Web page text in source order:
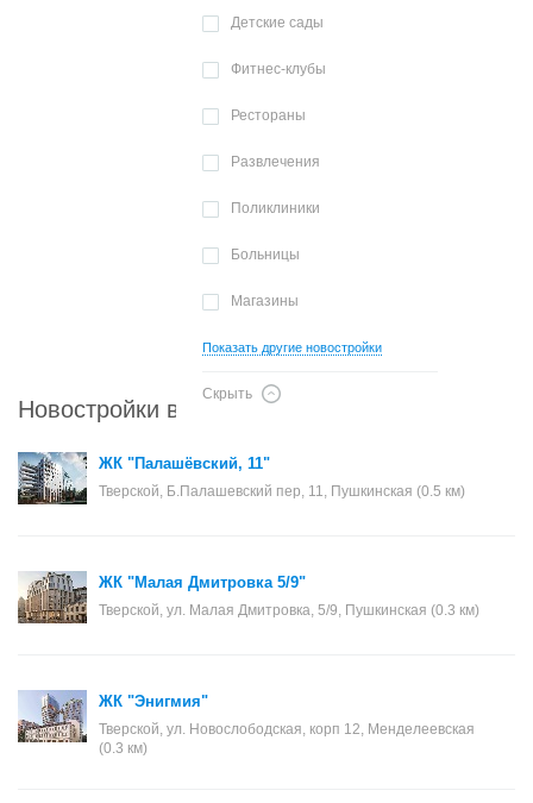
Детские сады
Фитнес-клубы
Рестораны
Развлечения
Поликлиники
Больницы
Магазины
Показать другие новостройки
Скрыть
Новостройки в районе Тверской
ЖК "Палашёвский, 11"
Тверской, Б.Палашевский пер, 11, Пушкинская (0.5 км)
ЖК "Малая Дмитровка 5/9"
Тверской, ул. Малая Дмитровка, 5/9, Пушкинская (0.3 км)
ЖК "Энигмия"
Тверской, ул. Новослободская, корп 12, Менделеевская
(0.3 км)